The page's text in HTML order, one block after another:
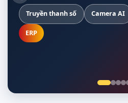
Truyền thanh số Camera AI
ERP
Xây dựng dân dụng Giao
Điện mặt trời
Chuẩn Thông tư 24/2025
Nền Odoo Hạ tầng máy chủ
Tuỳ chỉnh theo nghiệp vụ
Khảo sát trên bản đồ số Dự
Bàn giao đủ tài liệu